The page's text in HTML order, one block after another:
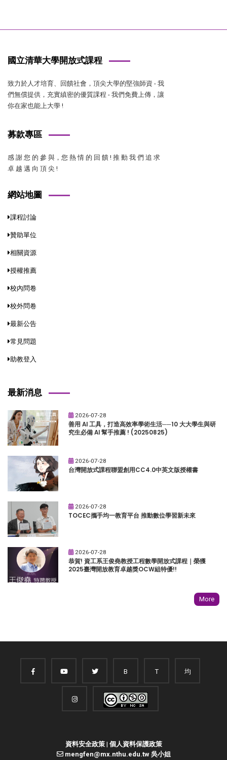
國立清華大學開放式課程
致力於人才培育、回饋社會，頂尖大學的堅強師資 - 我
們無償提供，充實縝密的優質課程 - 我們免費上傳，讓
你在家也能上大學 !
募款專區
感 謝 您 的 參 與，您 熱 情 的 回 饋 ! 推 動 我 們 追 求
卓 越 邁 向 頂 尖 !
網站地圖
課程討論
贊助單位
相關資源
授權推薦
校內問卷
校外問卷
最新公告
常見問題
助教登入
最新消息
2026-07-28
善用 AI 工具，打造高效率學術生活──10 大大學生與研
究生必備 AI 幫手推薦 ! (20250825)
2026-07-28
台灣開放式課程聯盟創用CC4.0中英文版授權書
2026-07-28
TOCEC攜手均一教育平台 推動數位學習新未來
2026-07-28
恭賀! 資工系王俊堯教授工程數學開放式課程｜榮獲
2025臺灣開放教育卓越獎OCW組特優!!
More
B T 均
資料安全政策| 個人資料保護政策
mengfen@mx.nthu.edu.tw 吳小姐